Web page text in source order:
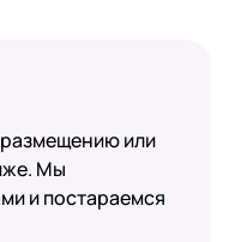
размещению или
Мы
и постараемся